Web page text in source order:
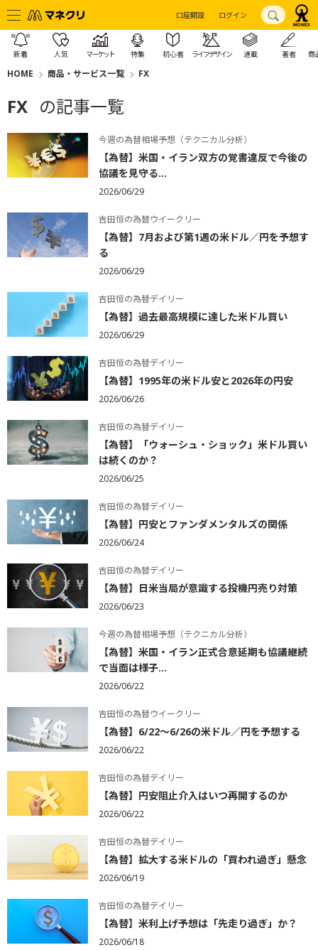
口座開設 ログイン
新着 人気 マーケット 特集 初心者 ライフデザイン 連載 著者 商
HOME 商品・サービス一覧 FX
FX の記事一覧
今週の為替相場予想（テクニカル分析）
【為替】米国・イラン双方の覚書違反で今後の
協議を見守る...
2026/06/29
吉田恒の為替ウイークリー
【為替】7月および第1週の米ドル／円を予想す
る
2026/06/29
吉田恒の為替デイリー
【為替】過去最高規模に達した米ドル買い
2026/06/29
吉田恒の為替デイリー
【為替】1995年の米ドル安と2026年の円安
2026/06/26
吉田恒の為替デイリー
【為替】「ウォーシュ・ショック」米ドル買い
は続くのか？
2026/06/25
吉田恒の為替デイリー
【為替】円安とファンダメンタルズの関係
2026/06/24
吉田恒の為替デイリー
【為替】日米当局が意識する投機円売り対策
2026/06/23
今週の為替相場予想（テクニカル分析）
【為替】米国・イラン正式合意延期も協議継続
で当面は様子...
2026/06/22
吉田恒の為替ウイークリー
【為替】6/22～6/26の米ドル／円を予想する
2026/06/22
吉田恒の為替デイリー
【為替】円安阻止介入はいつ再開するのか
2026/06/22
吉田恒の為替デイリー
【為替】拡大する米ドルの「買われ過ぎ」懸念
2026/06/19
吉田恒の為替デイリー
【為替】米利上げ予想は「先走り過ぎ」か？
2026/06/18